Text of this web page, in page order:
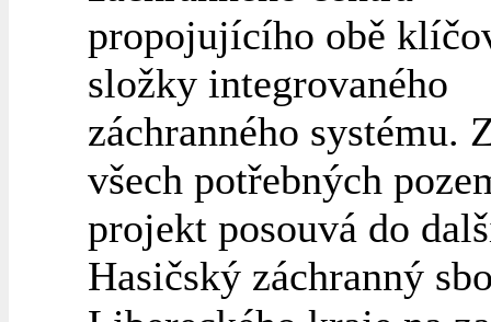
propojujícího obě
složky integrovaného
záchranného systému.
všech potřebných
projekt posouvá do
Hasičský záchranný